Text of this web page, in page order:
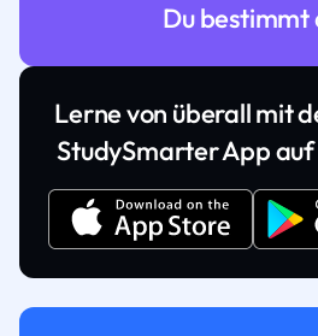
Du bestimmt
Lerne von überall mit
StudySmarter App auf